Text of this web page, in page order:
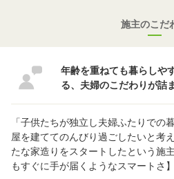
施主のこだ
年齢を重ねても暮らしや
る、夫婦のこだわりが詰
「子供たちが独立し夫婦ふたりでの
屋を建ててのんびり過ごしたいと考
たな家造りをスタートしたという施
もすぐに手が届くようなスマートさ